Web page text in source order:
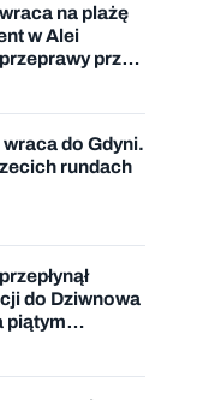
na plażę
w Alei
przez
do Gdyni.
rundach
do Dziwnowa
piątym